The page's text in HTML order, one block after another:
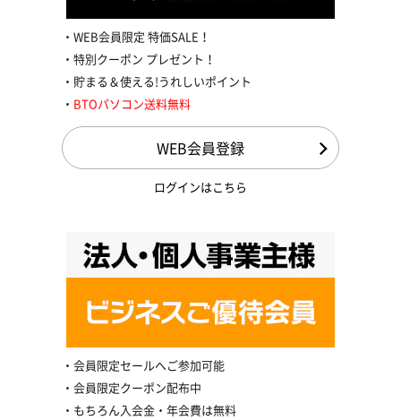
WEB会員限定 特価SALE！
特別クーポン プレゼント！
貯まる＆使える!うれしいポイント
BTOパソコン送料無料
WEB会員登録
ログインはこちら
会員限定セールへご参加可能
会員限定クーポン配布中
もちろん入会金・年会費は無料